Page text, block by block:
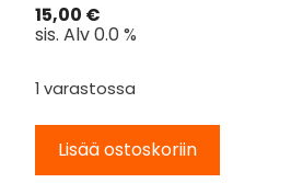
15,00 €
sis. Alv 0.0 %
1 varastossa
Lisää ostoskoriin